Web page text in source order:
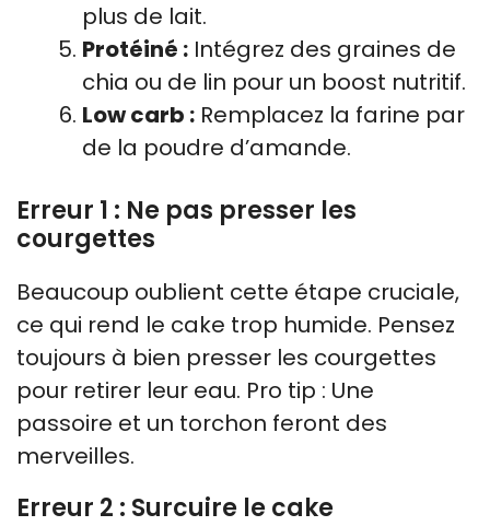
plus de lait.
Protéiné : Intégrez des graines de
chia ou de lin pour un boost nutritif.
Low carb : Remplacez la farine par
de la poudre d’amande.
Erreur 1 : Ne pas presser les
courgettes
Beaucoup oublient cette étape cruciale,
ce qui rend le cake trop humide. Pensez
toujours à bien presser les courgettes
pour retirer leur eau. Pro tip : Une
passoire et un torchon feront des
merveilles.
Erreur 2 : Surcuire le cake